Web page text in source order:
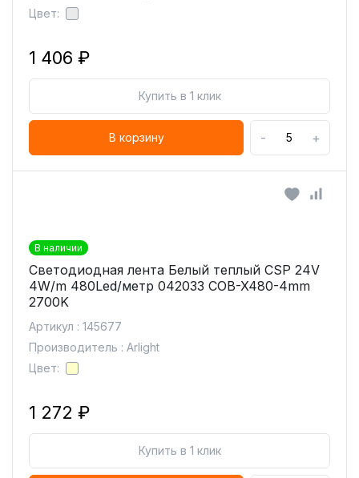
Цвет:
1 406 ₽
Купить в 1 клик
В корзину - +
В наличии
Светодиодная лента Белый теплый CSP 24V
4W/m 480Led/метр 042033 COB-X480-4mm
2700K
Артикул : 145677
Производитель : Arlight
Цвет:
1 272 ₽
Купить в 1 клик